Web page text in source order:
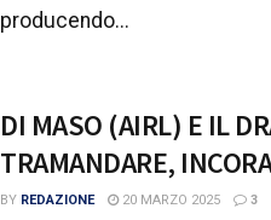
producendo...
DI MASO (AIRL) E IL
TRAMANDARE,
BY REDAZIONE 20 MARZO 2025 3